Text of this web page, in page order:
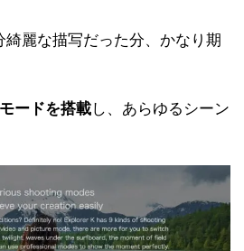
綺麗な描写だった分、かなり期
ードを搭載し、あらゆるシーン